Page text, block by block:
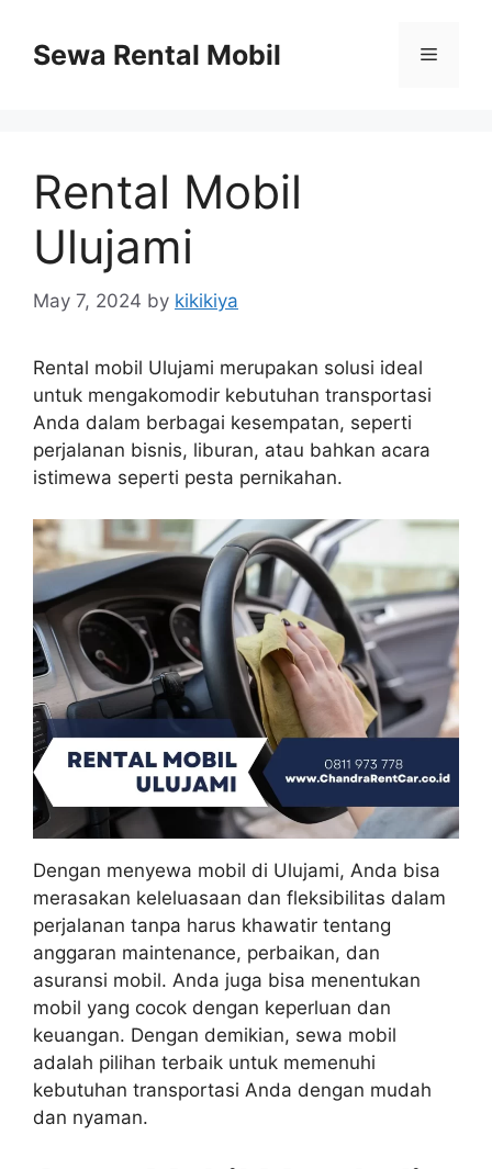
contentSewa Rental Mobil Menu
Rental Mobil
Ulujami
May 7, 2024 by kikikiya
Rental mobil Ulujami merupakan solusi ideal
untuk mengakomodir kebutuhan transportasi
Anda dalam berbagai kesempatan, seperti
perjalanan bisnis, liburan, atau bahkan acara
istimewa seperti pesta pernikahan.
Dengan menyewa mobil di Ulujami, Anda bisa
merasakan keleluasaan dan fleksibilitas dalam
perjalanan tanpa harus khawatir tentang
anggaran maintenance, perbaikan, dan
asuransi mobil. Anda juga bisa menentukan
mobil yang cocok dengan keperluan dan
keuangan. Dengan demikian, sewa mobil
adalah pilihan terbaik untuk memenuhi
kebutuhan transportasi Anda dengan mudah
dan nyaman.